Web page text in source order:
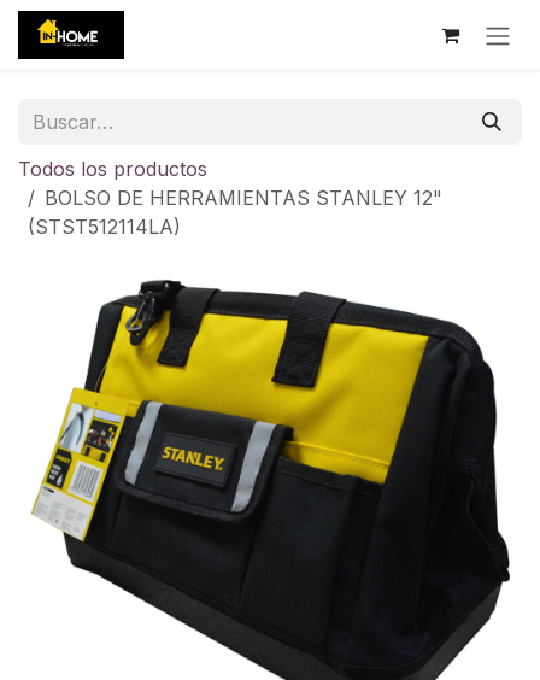
Ir al contenido
Todos los productos
BOLSO DE HERRAMIENTAS STANLEY 12"
(STST512114LA)